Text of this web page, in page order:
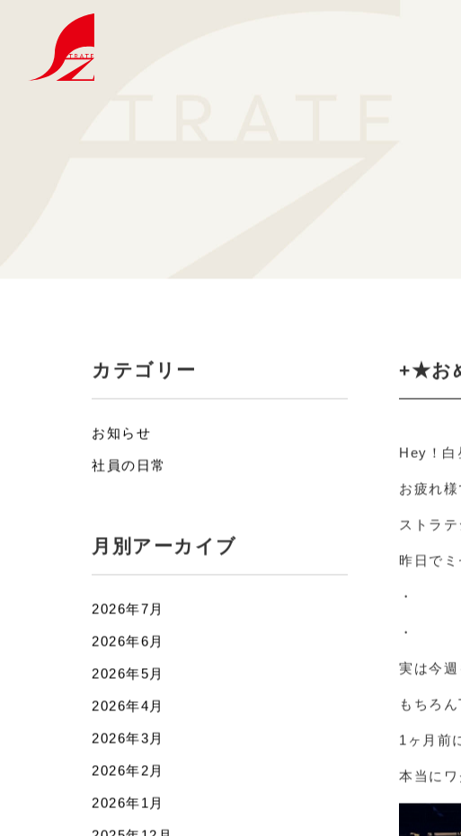
+★お
Hey！白
お疲れ様
ストラ
昨日で
・
・
実は今
もちろ
カテゴリー
お知らせ
社員の日常
月別アーカイブ
2026年7月
2026年6月
2026年5月
2026年4月